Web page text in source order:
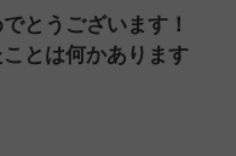
とうございます！
とは何かあります